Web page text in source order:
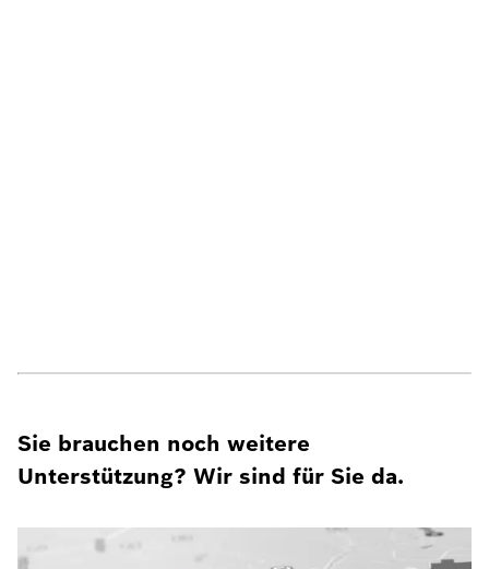
Sie brauchen noch weitere
Unterstützung? Wir sind für Sie da.